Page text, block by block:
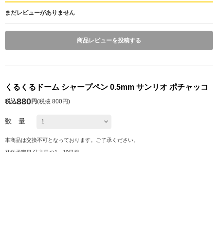
まだレビューがありません
商品レビューを投稿する
くるくるドーム シャープペン 0.5mm サンリオ ポチャッコ
税込880円(税抜 800円)
数 量
本商品は交換不可となっております。ご了承ください。
発送予定日 注文日の1～10日後